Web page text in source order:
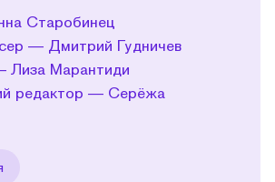
Старобинец
— Дмитрий Гудничев
Марантиди
редактор — Серёжа